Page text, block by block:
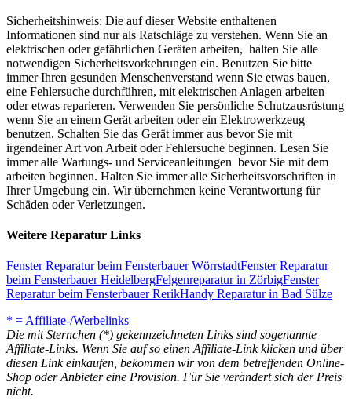
Sicherheitshinweis: Die auf dieser Website enthaltenen
Informationen sind nur als Ratschläge zu verstehen. Wenn Sie an
elektrischen oder gefährlichen Geräten arbeiten, halten Sie alle
notwendigen Sicherheitsvorkehrungen ein. Benutzen Sie bitte
immer Ihren gesunden Menschenverstand wenn Sie etwas bauen,
eine Fehlersuche durchführen, mit elektrischen Anlagen arbeiten
oder etwas reparieren. Verwenden Sie persönliche Schutzausrüstung
wenn Sie an einem Gerät arbeiten oder ein Elektrowerkzeug
benutzen. Schalten Sie das Gerät immer aus bevor Sie mit
irgendeiner Art von Arbeit oder Fehlersuche beginnen. Lesen Sie
immer alle Wartungs- und Serviceanleitungen bevor Sie mit dem
arbeiten beginnen. Halten Sie immer alle Sicherheitsvorschriften in
Ihrer Umgebung ein. Wir übernehmen keine Verantwortung für
Schäden oder Verletzungen.
Weitere Reparatur Links
Fenster Reparatur beim Fensterbauer WörrstadtFenster Reparatur
beim Fensterbauer HeidelbergFelgenreparatur in ZörbigFenster
Reparatur beim Fensterbauer RerikHandy Reparatur in Bad Sülze
* = Affiliate-/Werbelinks
Die mit Sternchen (*) gekennzeichneten Links sind sogenannte
Affiliate-Links. Wenn Sie auf so einen Affiliate-Link klicken und über
diesen Link einkaufen, bekommen wir von dem betreffenden Online-
Shop oder Anbieter eine Provision. Für Sie verändert sich der Preis
nicht.